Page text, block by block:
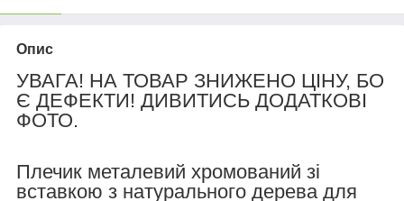
Опис
УВАГА! НА ТОВАР ЗНИЖЕНО ЦІНУ, БО
Є ДЕФЕКТИ! ДИВИТИСЬ ДОДАТКОВІ
ФОТО.
Плечик металевий хромований зі
вставкою з натурального дерева для